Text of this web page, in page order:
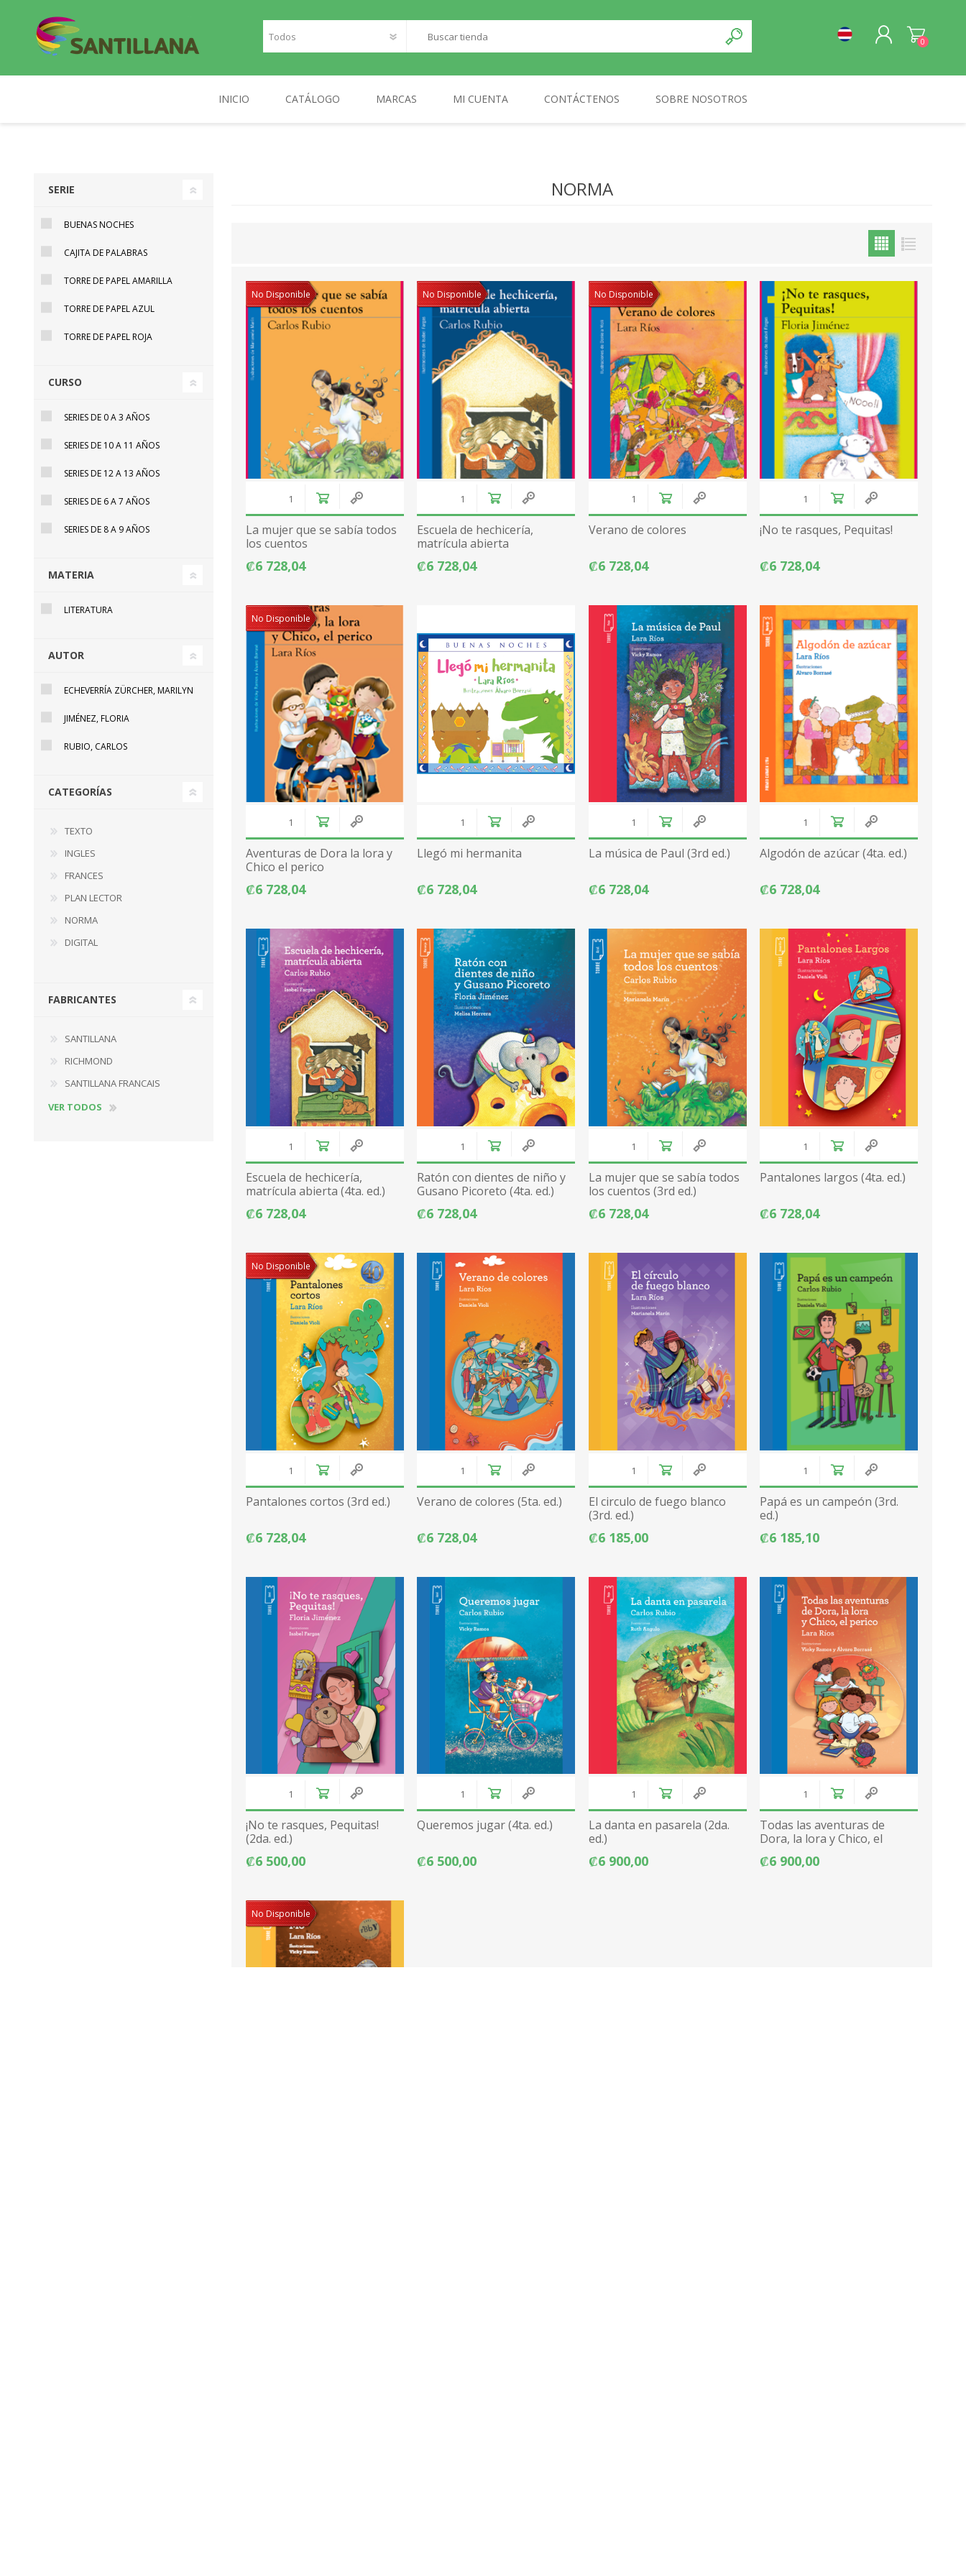
0
INICIO CATÁLOGO
DIGITAL
MARCAS MI CUENTA CONTÁCTENOS SOBRE NOSOTROS
NORMA
No Disponible
La mujer que se sabía todos
los cuentos
₡6 728,04
No Disponible
Escuela de hechicería,
matrícula abierta
₡6 728,04
No Disponible
Verano de colores
₡6 728,04
¡No te rasques, Pequitas!
₡6 728,04
No Disponible
Aventuras de Dora la lora y
Chico el perico
₡6 728,04
Llegó mi hermanita
₡6 728,04
La música de Paul (3rd ed.)
₡6 728,04
Algodón de azúcar (4ta. ed.)
₡6 728,04
Escuela de hechicería,
matrícula abierta (4ta. ed.)
₡6 728,04
Ratón con dientes de niño y
Gusano Picoreto (4ta. ed.)
₡6 728,04
La mujer que se sabía todos
los cuentos (3rd ed.)
₡6 728,04
Pantalones largos (4ta. ed.)
₡6 728,04
No Disponible
Pantalones cortos (3rd ed.)
₡6 728,04
Verano de colores (5ta. ed.)
₡6 728,04
El circulo de fuego blanco
(3rd. ed.)
₡6 185,00
Papá es un campeón (3rd.
ed.)
₡6 185,10
¡No te rasques, Pequitas!
(2da. ed.)
₡6 500,00
Queremos jugar (4ta. ed.)
₡6 500,00
La danta en pasarela (2da.
ed.)
₡6 900,00
Todas las aventuras de
Dora, la lora y Chico, el
₡6 900,00
No Disponible
SERIE
BUENAS NOCHES
CAJITA DE PALABRAS
TORRE DE PAPEL AMARILLA
TORRE DE PAPEL AZUL
TORRE DE PAPEL ROJA
CURSO
SERIES DE 0 A 3 AÑOS
SERIES DE 10 A 11 AÑOS
SERIES DE 12 A 13 AÑOS
SERIES DE 6 A 7 AÑOS
SERIES DE 8 A 9 AÑOS
MATERIA
LITERATURA
AUTOR
ECHEVERRÍA ZÜRCHER, MARILYN
JIMÉNEZ, FLORIA
RUBIO, CARLOS
CATEGORÍAS
TEXTO
INGLES
FRANCES
PLAN LECTOR
NORMA
DIGITAL
FABRICANTES
SANTILLANA
RICHMOND
SANTILLANA FRANCAIS
VER TODOS